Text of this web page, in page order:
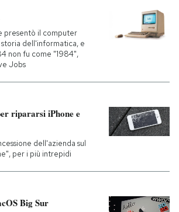
Storie/Idee
Ok Boomer!
Europa
Mondiali calcio 2026
presentò il computer
dell'informatica, e
non fu come "1984",
Jobs
ripararsi iPhone e
dell'azienda sul
per i più intrepidi
Big Sur